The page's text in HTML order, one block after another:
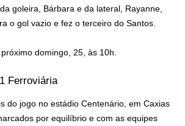
goleira, Bárbara e da lateral, Rayanne,
o gol vazio e fez o terceiro do Santos.
domingo, 25, às 10h.
Ferroviária
do jogo no estádio Centenário, em Caxias
por equilíbrio e com as equipes